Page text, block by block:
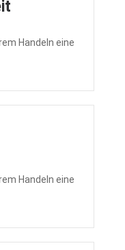
Handeln eine
Handeln eine